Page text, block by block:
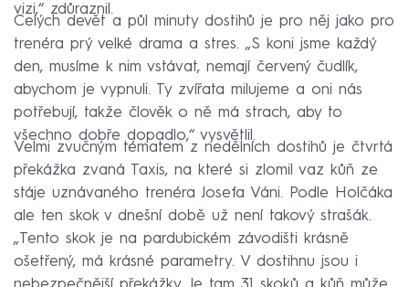
vizi,“ zdůraznil.
Celých devět a půl minuty dostihů je pro něj jako pro
trenéra prý velké drama a stres. „S koni jsme každý
den, musíme k nim vstávat, nemají červený čudlík,
abychom je vypnuli. Ty zvířata milujeme a oni nás
potřebují, takže člověk o ně má strach, aby to
všechno dobře dopadlo,“ vysvětlil.
Velmi zvučným tématem z nedělních dostihů je čtvrtá
překážka zvaná Taxis, na které si zlomil vaz kůň ze
stáje uznávaného trenéra Josefa Váni. Podle Holčáka
ale ten skok v dnešní době už není takový strašák.
„Tento skok je na pardubickém závodišti krásně
ošetřený, má krásné parametry. V dostihnu jsou i